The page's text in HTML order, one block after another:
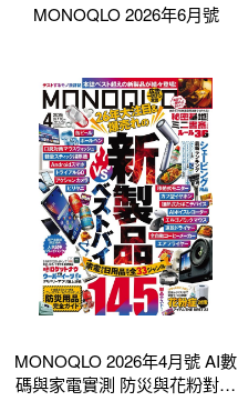
MONOQLO 2026年6月號
MONOQLO 2026年4月號 AI數
碼與家電實測 防災與花粉對策